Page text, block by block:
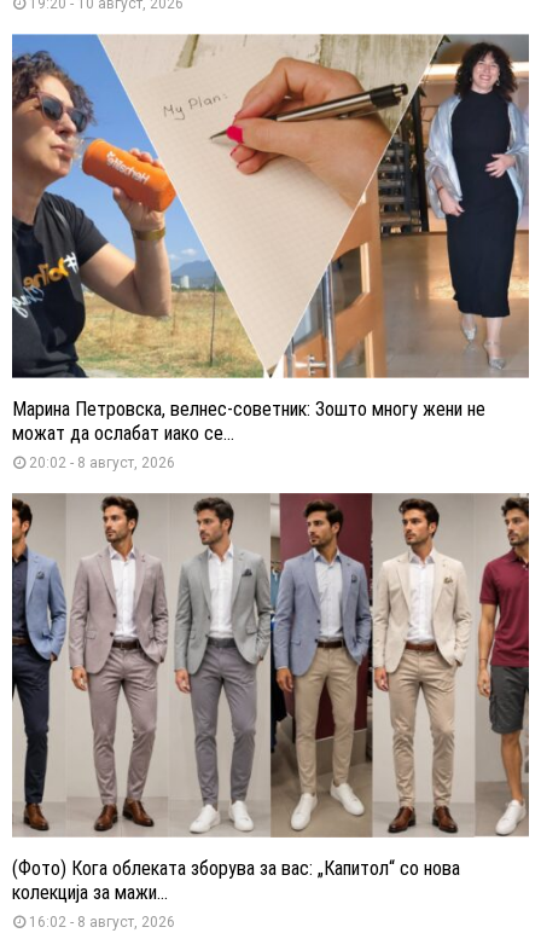
Марина Петровска, велнес-советник: Зошто многу жени не
можат да ослабат иако се...
20:02 - 8 август, 2026
(Фото) Кога облеката зборува за вас: „Капитол“ со нова
колекција за мажи...
16:02 - 8 август, 2026